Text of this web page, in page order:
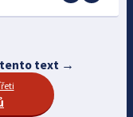
tento text →